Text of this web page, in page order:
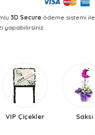
3D Secure ödeme sistemi ile
yapabilirsiniz.
VIP Çiçekler Saksı